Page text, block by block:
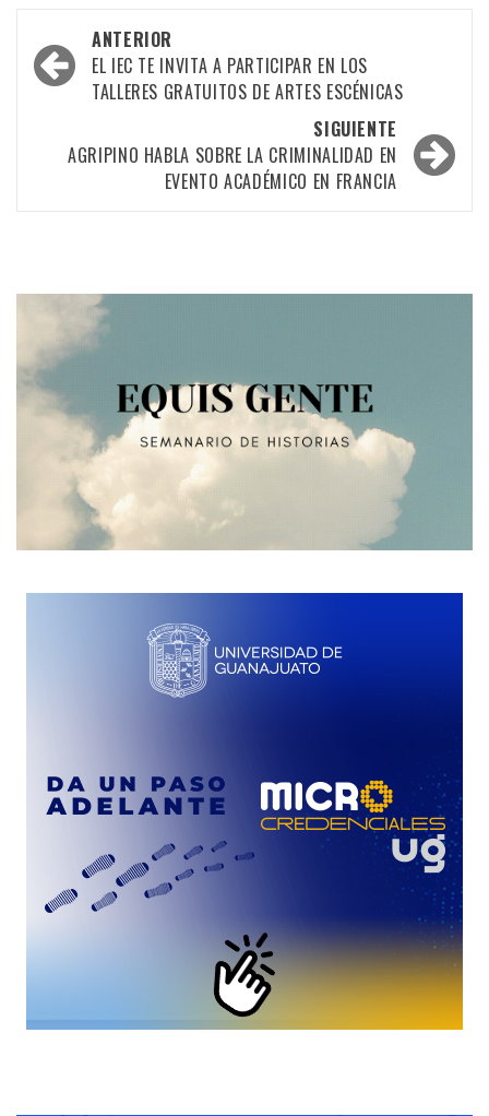
Navegación
por
entradas
ANTERIOR
EL IEC TE INVITA A PARTICIPAR EN LOS
TALLERES GRATUITOS DE ARTES ESCÉNICAS
SIGUIENTE
AGRIPINO HABLA SOBRE LA CRIMINALIDAD EN
EVENTO ACADÉMICO EN FRANCIA